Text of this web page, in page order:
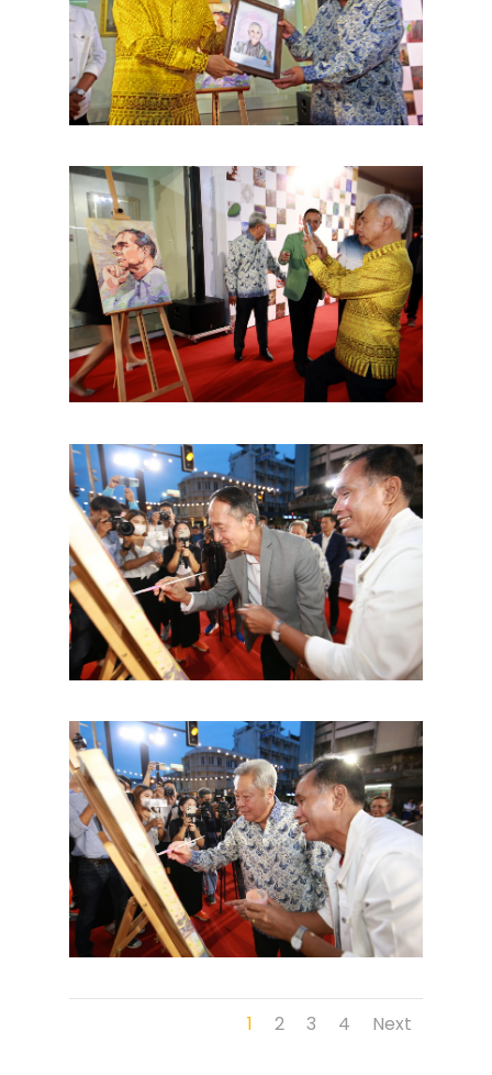
1 2 3 4 Next